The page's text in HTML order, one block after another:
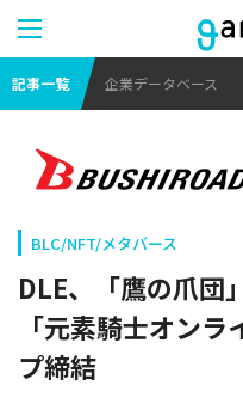
記事一覧 企業データベース
BLC/NFT/メタバース
DLE、「鷹の爪団
「元素騎士オン
プ締結